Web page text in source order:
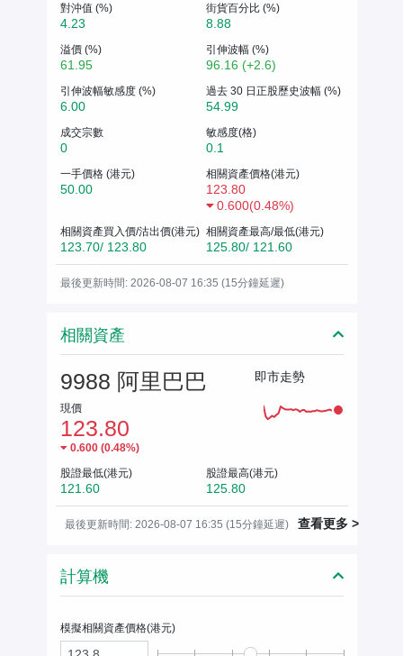
對沖值 (%)
4.23
街貨百分比 (%)
8.88
溢價 (%)
61.95
引伸波幅 (%)
96.16 (+2.6)
引伸波幅敏感度 (%)
6.00
過去 30 日正股歷史波幅 (%)
54.99
成交宗數
0
敏感度(格)
0.1
一手價格 (港元)
50.00
相關資產價格(港元)
123.80
0.600(0.48%)
相關資產買入價/沽出價(港元)
123.70/ 123.80
相關資產最高/最低(港元)
125.80/ 121.60
最後更新時間: 2026-08-07 16:35 (15分鐘延遲)
相關資產
9988 阿里巴巴
現價
123.80
0.600(0.48%)
即市走勢
股證最低(港元)
121.60
股證最高(港元)
125.80
最後更新時間: 2026-08-07 16:35 (15分鐘延遲) 查看更多 >
計算機
模擬相關資產價格(港元)